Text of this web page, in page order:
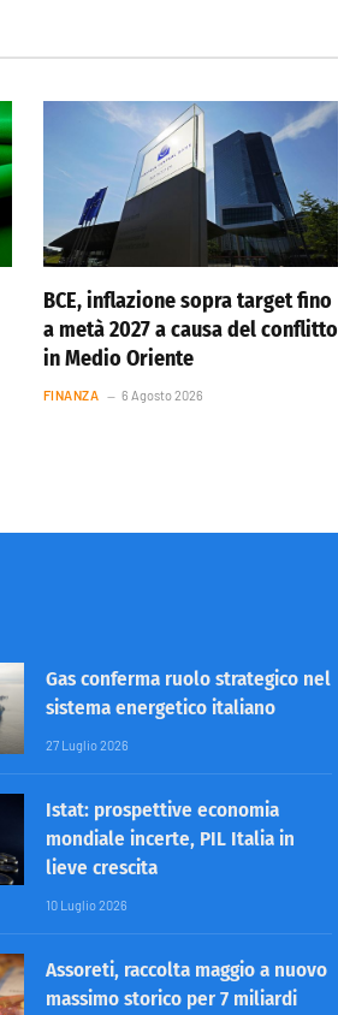
BCE, inflazione sopra target fino
a metà 2027 a causa del conflitto
in Medio Oriente
FINANZA 6 Agosto 2026
Gas conferma ruolo strategico nel
sistema energetico italiano
27 Luglio 2026
Istat: prospettive economia
mondiale incerte, PIL Italia in
lieve crescita
10 Luglio 2026
Assoreti, raccolta maggio a nuovo
massimo storico per 7 miliardi